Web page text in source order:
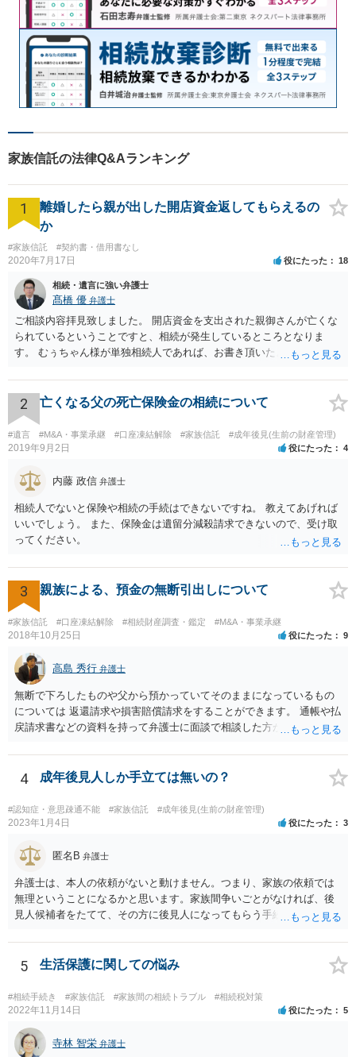
家族信託の法律Q&Aランキング
1
離婚したら親が出した開店資金返してもらえるの
か
#家族信託 #契約書・借用書なし
2020年7月17日 役にたった 18
相続・遺言に強い弁護士
髙橋 優 弁護士
ご相談内容拝見致しました。 開店資金を支出された親御さんが亡くな
られているということですと、相続が発生しているところとなりま
す。 むぅちゃん様が単独相続人であれば、お書き頂いたような方法で
相続人おられるということであれば、他の相続人との協議が必要とな
るところです。 また、当該点とは別にご主人から貸付ではなく贈与で
あると主張される可能性がございます。 その場合には、貸付であるこ
とを伺わせる事情をどれだけ積み重ねることが出来るか、というとこ
ろとなります。 返済の事実や、返済を約束するメール等です。 金額の
おく方が宜しいかと思います。 緊急という訳ではないかと思います
が、事前準備が早い方が有効な手段が増える傾向にありますので、早
目に弁護士を入れられることを御検討頂くと良いかと思います。
2 亡くなる父の死亡保険金の相続について
#遺言 #M&A・事業承継 #口座凍結解除 #家族信託 #成年後見(生前の財産管理)
2019年9月2日 役にたった 4
内藤 政信 弁護士
相続人でないと保険や相続の手続はできないですね。 教えてあげれば
いいでしょう。 また、保険金は遺留分減殺請求できないので、受け取
ってください。
3 親族による、預金の無断引出しについて
#家族信託 #口座凍結解除 #相続財産調査・鑑定 #M&A・事業承継
2018年10月25日 役にたった 9
高島 秀行 弁護士
無断で下ろしたものや父から預かっていてそのままになっているもの
については 返還請求や損害賠償請求をすることができます。 通帳や払
戻請求書などの資料を持って弁護士に面談で相談した方がよいと思い
4 成年後見人しか手立ては無いの？
#認知症・意思疎通不能 #家族信託 #成年後見(生前の財産管理)
2023年1月4日 役にたった 3
匿名B 弁護士
弁護士は、本人の依頼がないと動けません。つまり、家族の依頼では
無理ということになるかと思います。家族間争いごとがなければ、後
見人候補者をたてて、その方に後見人になってもらう手続をすすめた
5 生活保護に関しての悩み
#相続手続き #家族信託 #家族間の相続トラブル #相続税対策
2022年11月14日 役にたった 5
寺林 智栄 弁護士